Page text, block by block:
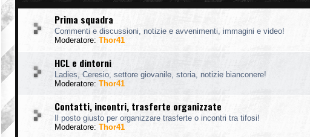
Prima squadra
Commenti e discussioni, notizie e avvenimenti, immagini e video!
Moderatore: Thor41
HCL e dintorni
Ladies, Ceresio, settore giovanile, storia, notizie bianconere!
Moderatore: Thor41
Contatti, incontri, trasferte organizzate
Il posto giusto per organizzare trasferte o incontri tra tifosi!
Moderatore: Thor41